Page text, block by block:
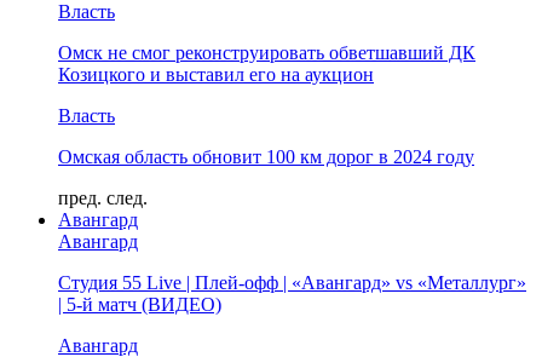
Власть
Омск не смог реконструировать обветшавший ДК
Козицкого и выставил его на аукцион
Власть
Омская область обновит 100 км дорог в 2024 году
пред. след.
Авангард
Авангард
Студия 55 Live | Плей-офф | «Авангард» vs «Металлург»
| 5-й матч (ВИДЕО)
Авангард